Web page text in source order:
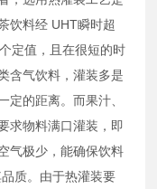
饮料经 UHT瞬时超
定值，且在很短的时
含气饮料，灌装多是
定的距离。而果汁、
求物料满口灌装，即
气极少，能确保饮料
质。由于热灌装要